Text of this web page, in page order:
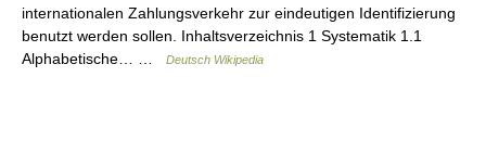
internationalen Zahlungsverkehr zur eindeutigen Identifizierung
benutzt werden sollen. Inhaltsverzeichnis 1 Systematik 1.1
Alphabetische… …
Deutsch Wikipedia